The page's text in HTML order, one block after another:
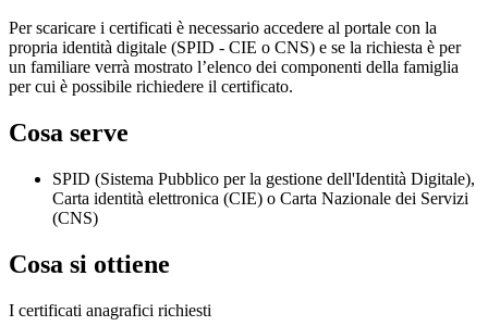
Per scaricare i certificati è necessario accedere al portale con la
propria identità digitale (SPID - CIE o CNS) e se la richiesta è per
un familiare verrà mostrato l’elenco dei componenti della famiglia
per cui è possibile richiedere il certificato.
Cosa serve
SPID (Sistema Pubblico per la gestione dell'Identità Digitale),
Carta identità elettronica (CIE) o Carta Nazionale dei Servizi
(CNS)
Cosa si ottiene
I certificati anagrafici richiesti